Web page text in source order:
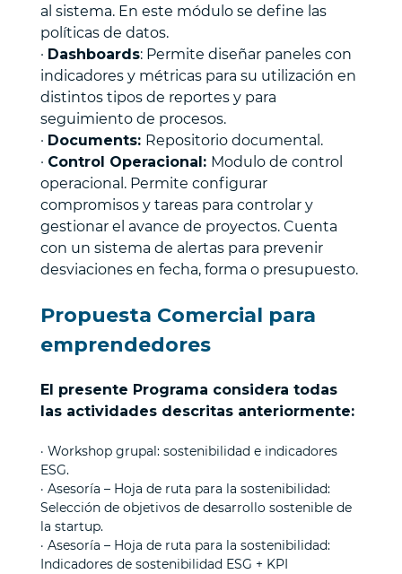
al sistema. En este módulo se define las
políticas de datos.
· Dashboards: Permite diseñar paneles con
indicadores y métricas para su utilización en
distintos tipos de reportes y para
seguimiento de procesos.
· Documents: Repositorio documental.
· Control Operacional: Modulo de control
operacional. Permite configurar
compromisos y tareas para controlar y
gestionar el avance de proyectos. Cuenta
con un sistema de alertas para prevenir
desviaciones en fecha, forma o presupuesto.
Propuesta Comercial para
emprendedores
El presente Programa considera todas
las actividades descritas anteriormente:
· Workshop grupal: sostenibilidad e indicadores
ESG.
· Asesoría – Hoja de ruta para la sostenibilidad:
Selección de objetivos de desarrollo sostenible de
la startup.
· Asesoría – Hoja de ruta para la sostenibilidad:
Indicadores de sostenibilidad ESG + KPI